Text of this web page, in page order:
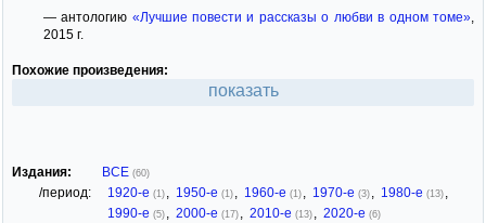
— антологию «Лучшие повести и рассказы о любви в одном томе»
2015 г.
Похожие произведения:
показать
Издания: ВСЕ (60)
/период: 1920-е (1) , 1950-е (1) , 1960-е (1) , 1970-е (3) , 1980-е (13) ,
1990-е (5) , 2000-е (17) , 2010-е (13) , 2020-е (6)